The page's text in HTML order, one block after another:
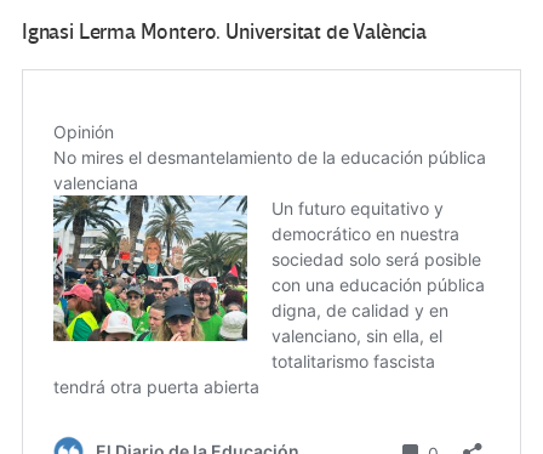
Ignasi Lerma Montero. Universitat de València